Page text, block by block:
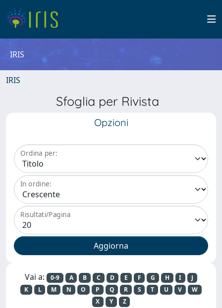
IRIS
IRIS
Sfoglia per Rivista
Opzioni
Ordina per:
In ordine:
Risultati/Pagina
Vai a: 0-9 A B C D E F G H I
J
K
L M N O P Q R S T U V
W
X
Y Z